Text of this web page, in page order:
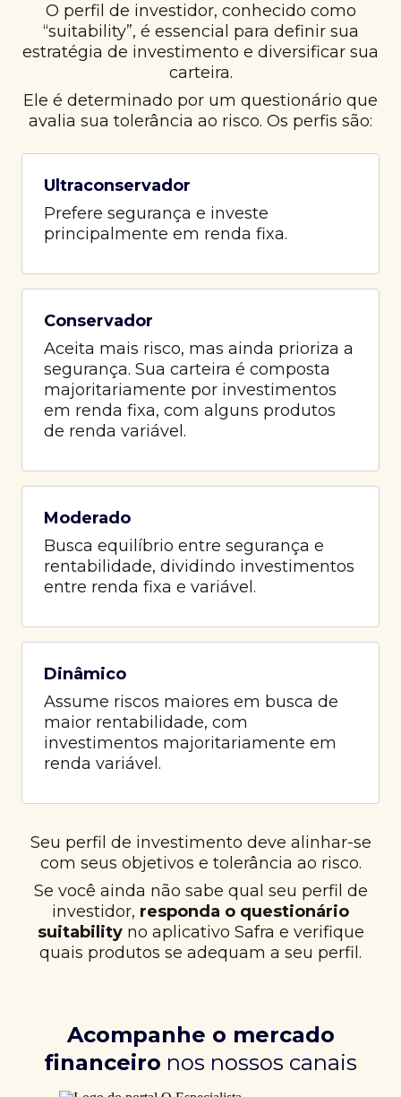
O perfil de investidor, conhecido como
“suitability”, é essencial para definir sua
estratégia de investimento e diversificar sua
carteira.
Ele é determinado por um questionário que
avalia sua tolerância ao risco. Os perfis são:
Ultraconservador
Prefere segurança e investe
principalmente em renda fixa.
Conservador
Aceita mais risco, mas ainda prioriza a
segurança. Sua carteira é composta
majoritariamente por investimentos
em renda fixa, com alguns produtos
de renda variável.
Moderado
Busca equilíbrio entre segurança e
rentabilidade, dividindo investimentos
entre renda fixa e variável.
Dinâmico
Assume riscos maiores em busca de
maior rentabilidade, com
investimentos majoritariamente em
renda variável.
Seu perfil de investimento deve alinhar-se
com seus objetivos e tolerância ao risco.
Se você ainda não sabe qual seu perfil de
investidor, responda o questionário
suitabilityno aplicativo Safra e verifique
quais produtos se adequam a seu perfil.
Acompanhe o mercado
financeiro nos nossos canais